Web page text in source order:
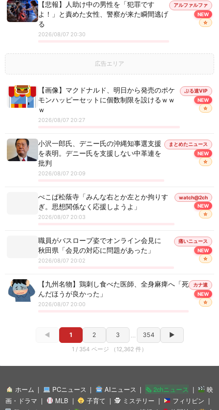
【悲報】人助け中の男性を「犯罪です
よ！」と責めた女性、警察が来た瞬間逃げ
る
2026/08/07 20:30
アルファルファ
NEW
☆
広告エリア
【画像】マクドナルド、明日から発売のポケ
モンハッピーセットに個数制限を設けるｗｗ
ｗ
2026/08/07 20:27
ぶる速VIP
NEW
☆
小沢一郎氏、デニー氏の沖縄知事選支援
を表明。デニー氏を支援しない中革連を
批判
2026/08/07 20:09
まとめたニュース
NEW
☆
ぺこぱ松蔭寺「みんな右とか左とか拘りす
ぎ。思想関係なく応援しようよ」
2026/08/07 20:03
watch@2ch
NEW
☆
職員がバスローブ姿でオンライン会見に
秋田県「会見の対応に問題があった」
2026/08/07 20:02
痛いニュース
NEW
☆
【九州名物】鶏刺し食べた医師、全身麻痺へ「死
んだほうが良かった」
2026/08/07 20:00
カナ速
NEW
☆
◀ 1 2 3 … 354 ▶
1 / 354 ページ （12,362 件）
ホーム PCニュース AIニュース 🗞 2chニュース
映
画・ドラマ
MLB 子育て 🕵 ミステリー
フィリピン